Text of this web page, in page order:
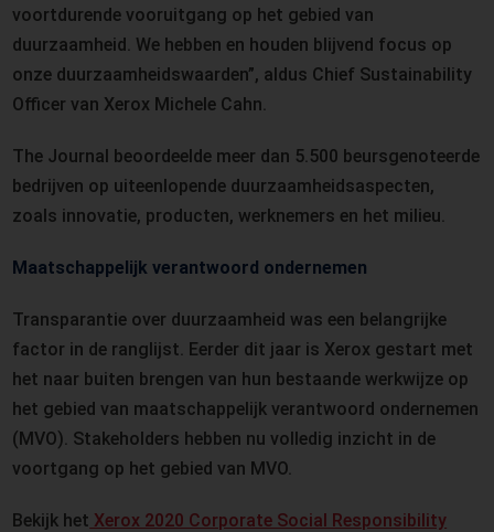
voortdurende vooruitgang op het gebied van
duurzaamheid. We hebben en houden blijvend focus op
onze duurzaamheidswaarden”, aldus Chief Sustainability
Officer van Xerox Michele Cahn.
The Journal beoordeelde meer dan 5.500 beursgenoteerde
bedrijven op uiteenlopende duurzaamheidsaspecten,
zoals innovatie, producten, werknemers en het milieu.
Maatschappelijk verantwoord ondernemen
Transparantie over duurzaamheid was een belangrijke
factor in de ranglijst. Eerder dit jaar is Xerox gestart met
het naar buiten brengen van hun bestaande werkwijze op
het gebied van maatschappelijk verantwoord ondernemen
(MVO). Stakeholders hebben nu volledig inzicht in de
voortgang op het gebied van MVO.
Bekijk het Xerox 2020 Corporate Social Responsibility